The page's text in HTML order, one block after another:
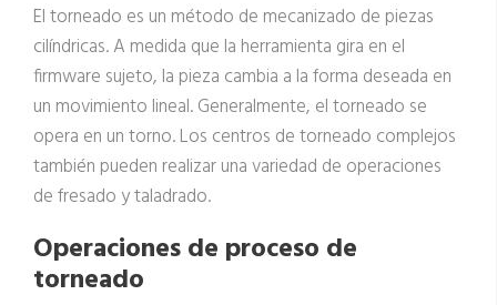
El torneado es un método de mecanizado de piezas
cilíndricas. A medida que la herramienta gira en el
firmware sujeto, la pieza cambia a la forma deseada en
un movimiento lineal. Generalmente, el torneado se
opera en un torno. Los centros de torneado complejos
también pueden realizar una variedad de operaciones
de fresado y taladrado.
Operaciones de proceso de
torneado